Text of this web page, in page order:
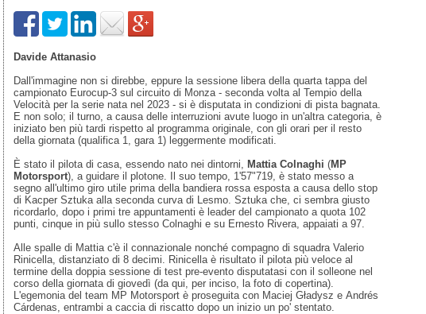
Davide Attanasio
Dall'immagine non si direbbe, eppure la sessione libera della quarta tappa del
campionato Eurocup-3 sul circuito di Monza - seconda volta al Tempio della
Velocità per la serie nata nel 2023 - si è disputata in condizioni di pista bagnata.
E non solo; il turno, a causa delle interruzioni avute luogo in un'altra categoria, è
iniziato ben più tardi rispetto al programma originale, con gli orari per il resto
della giornata (qualifica 1, gara 1) leggermente modificati.
È stato il pilota di casa, essendo nato nei dintorni, Mattia Colnaghi (MP
Motorsport), a guidare il plotone. Il suo tempo, 1'57"719, è stato messo a
segno all'ultimo giro utile prima della bandiera rossa esposta a causa dello stop
di Kacper Sztuka alla seconda curva di Lesmo. Sztuka che, ci sembra giusto
ricordarlo, dopo i primi tre appuntamenti è leader del campionato a quota 102
punti, cinque in più sullo stesso Colnaghi e su Ernesto Rivera, appaiati a 97.
Alle spalle di Mattia c'è il connazionale nonché compagno di squadra Valerio
Rinicella, distanziato di 8 decimi. Rinicella è risultato il pilota più veloce al
termine della doppia sessione di test pre-evento disputatasi con il solleone nel
corso della giornata di giovedì (da qui, per inciso, la foto di copertina).
L'egemonia del team MP Motorsport è proseguita con Maciej Gładysz e Andrés
Cárdenas, entrambi a caccia di riscatto dopo un inizio un po' stentato.